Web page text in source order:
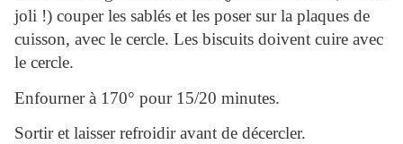
joli !) couper les sablés et les poser sur la plaques de
cuisson, avec le cercle. Les biscuits doivent cuire avec
le cercle.
Enfourner à 170° pour 15/20 minutes.
Sortir et laisser refroidir avant de décercler.